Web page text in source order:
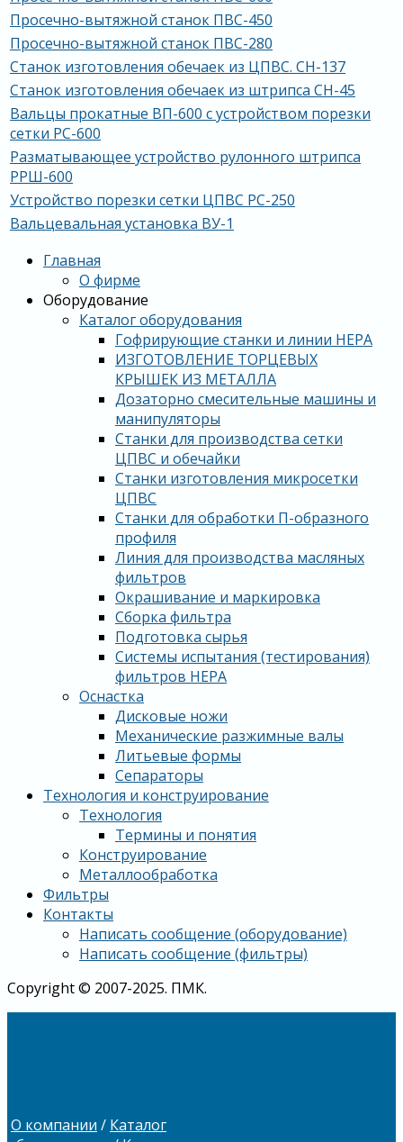
Просечно-вытяжной станок ПВС-450
Просечно-вытяжной станок ПВС-280
Станок изготовления обечаек из ЦПВС. СН-137
Станок изготовления обечаек из штрипса СН-45
Вальцы прокатные ВП-600 с устройством порезки
сетки РС-600
Разматывающее устройство рулонного штрипса
РРШ-600
Устройство порезки сетки ЦПВС РС-250
Вальцевальная установка ВУ-1
Главная
О фирме
Оборудование
Каталог оборудования
Гофрирующие станки и линии HEPA
ИЗГОТОВЛЕНИЕ ТОРЦЕВЫХ
КРЫШЕК ИЗ МЕТАЛЛА
Дозаторно смесительные машины и
манипуляторы
Станки для производства сетки
ЦПВС и обечайки
Станки изготовления микросетки
ЦПВС
Станки для обработки П-образного
профиля
Линия для производства масляных
фильтров
Окрашивание и маркировка
Сборка фильтра
Подготовка сырья
Системы испытания (тестирования)
фильтров HEPA
Оснастка
Дисковые ножи
Механические разжимные валы
Литьевые формы
Сепараторы
Технология и конструирование
Технология
Термины и понятия
Конструирование
Металлообработка
Фильтры
Контакты
Написать сообщение (оборудование)
Написать сообщение (фильтры)
Copyright © 2007-2025. ПМК.
О компании / Каталог